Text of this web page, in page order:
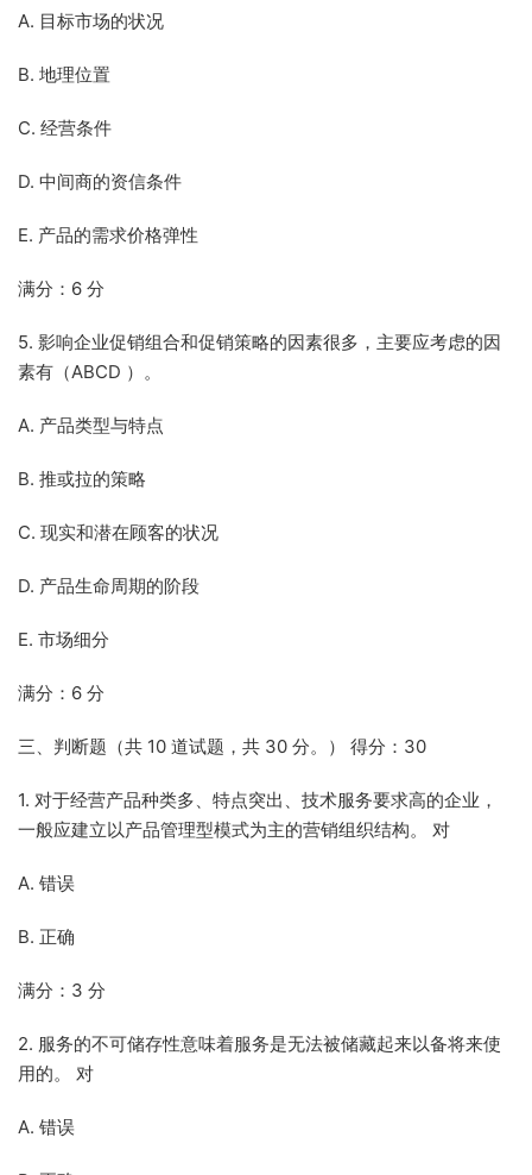
A. 目标市场的状况
B. 地理位置
C. 经营条件
D. 中间商的资信条件
E. 产品的需求价格弹性
满分：6 分
5. 影响企业促销组合和促销策略的因素很多，主要应考虑的因
素有（ABCD ）。
A. 产品类型与特点
B. 推或拉的策略
C. 现实和潜在顾客的状况
D. 产品生命周期的阶段
E. 市场细分
满分：6 分
三、判断题（共 10 道试题，共 30 分。） 得分：30
1. 对于经营产品种类多、特点突出、技术服务要求高的企业，
一般应建立以产品管理型模式为主的营销组织结构。 对
A. 错误
B. 正确
满分：3 分
2. 服务的不可储存性意味着服务是无法被储藏起来以备将来使
用的。 对
A. 错误